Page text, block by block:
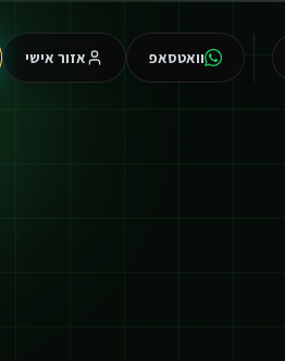
וואטסאפ אזור אישי